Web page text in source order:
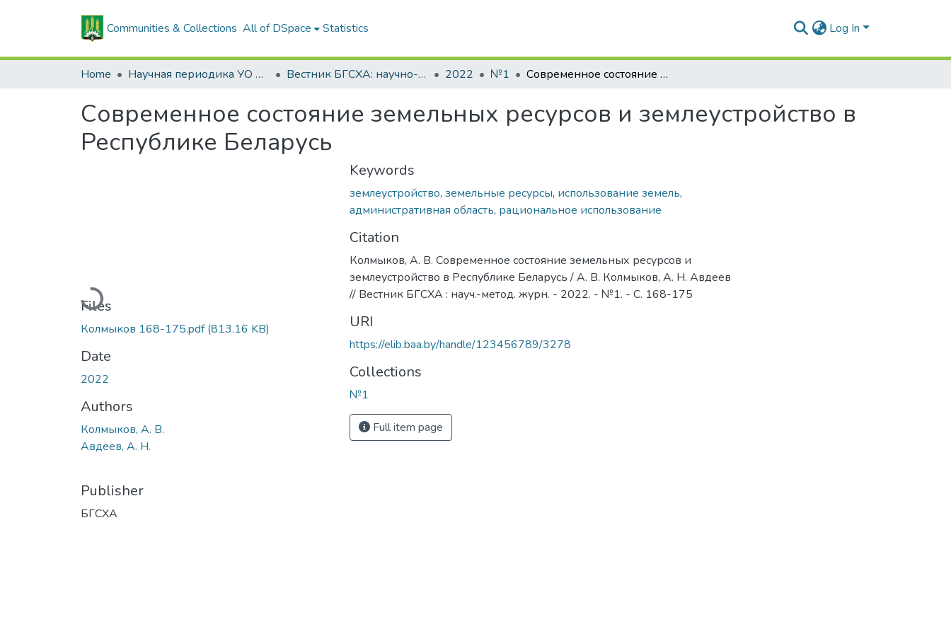
Communities & Collections All of DSpace Statistics Log In
Home Научная периодика УО БГСХА Вестник БГСХА: научно-методический журнал Белорусской государственной сельскохозяйственной академии 2022 №1 Современное состояние земельных ресурсов и землеустройство в Республике Беларусь
Современное состояние земельных ресурсов и землеустройство в
Республике Беларусь
Loading...
Files
Колмыков 168-175.pdf(813.16 KB)
Date
2022
Authors
Колмыков, А. В.
Авдеев, А. Н.
Publisher
БГСХА
Keywords
землеустройство, земельные ресурсы, использование земель,
административная область, рациональное использование
Citation
Колмыков, А. В. Современное состояние земельных ресурсов и
землеустройство в Республике Беларусь / А. В. Колмыков, А. Н. Авдеев
// Вестник БГСХА : науч.-метод. журн. - 2022. - №1. - С. 168-175
URI
https://elib.baa.by/handle/123456789/3278
Collections
№1
Full item page